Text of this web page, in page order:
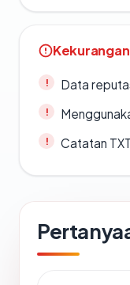
Kekurangan
Data
Catatan